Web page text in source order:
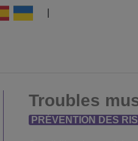
Troubles
PRÉVENTION DES